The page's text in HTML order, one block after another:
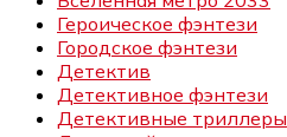
Героическое фэнтези
Городское фэнтези
Детектив
Детективное фэнтези
Детективные триллеры